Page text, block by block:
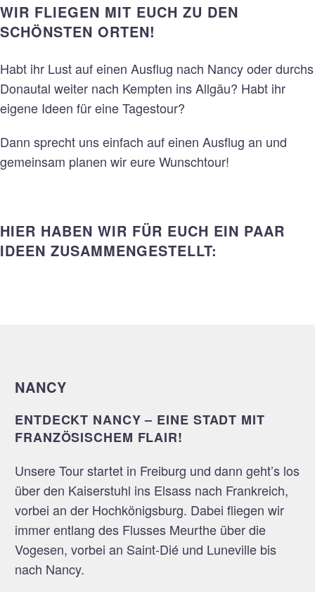
WIR FLIEGEN MIT EUCH ZU DEN
SCHÖNSTEN ORTEN!
Habt ihr Lust auf einen Ausflug nach Nancy oder durchs
Donautal weiter nach Kempten ins Allgäu? Habt ihr
eigene Ideen für eine Tagestour?
Dann sprecht uns einfach auf einen Ausflug an und
gemeinsam planen wir eure Wunschtour!
HIER HABEN WIR FÜR EUCH EIN PAAR
IDEEN ZUSAMMENGESTELLT:
NANCY
ENTDECKT NANCY – EINE STADT MIT
FRANZÖSISCHEM FLAIR!
Unsere Tour startet in Freiburg und dann geht’s los
über den Kaiserstuhl ins Elsass nach Frankreich,
vorbei an der Hochkönigsburg. Dabei fliegen wir
immer entlang des Flusses Meurthe über die
Vogesen, vorbei an Saint-Dié und Luneville bis
nach Nancy.